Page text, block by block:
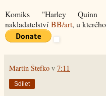
Komiks "Harley
nakladatelstvíBB/art, u
Martin Štefko v 7:11
Sdílet